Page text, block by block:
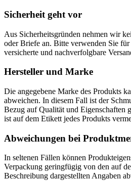
Sicherheit geht vor
Aus Sicherheitsgründen nehmen wir
oder Briefe an. Bitte verwenden Sie
versicherte und nachverfolgbare
Hersteller und Marke
Die angegebene Marke des Produkts
abweichen. In diesem Fall ist der
Bezug auf Qualität und Eigenschaften
ist auf dem Etikett jedes Produkts
Abweichungen bei
In seltenen Fällen können
Verpackung geringfügig von den auf
Beschreibung dargestellten Angaben